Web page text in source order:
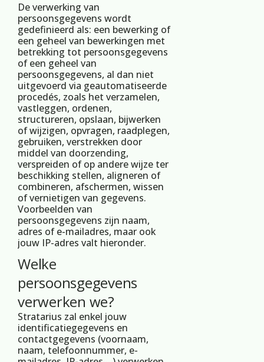
De verwerking van
persoonsgegevens wordt
gedefinieerd als: een bewerking of
een geheel van bewerkingen met
betrekking tot persoonsgegevens
of een geheel van
persoonsgegevens, al dan niet
uitgevoerd via geautomatiseerde
procedés, zoals het verzamelen,
vastleggen, ordenen,
structureren, opslaan, bijwerken
of wijzigen, opvragen, raadplegen,
gebruiken, verstrekken door
middel van doorzending,
verspreiden of op andere wijze ter
beschikking stellen, aligneren of
combineren, afschermen, wissen
of vernietigen van gegevens.
Voorbeelden van
persoonsgegevens zijn naam,
adres of e-mailadres, maar ook
jouw IP-adres valt hieronder.
Welke
persoonsgegevens
verwerken we?
Stratarius zal enkel jouw
identificatiegegevens en
contactgegevens (voornaam,
naam, telefoonnummer, e-